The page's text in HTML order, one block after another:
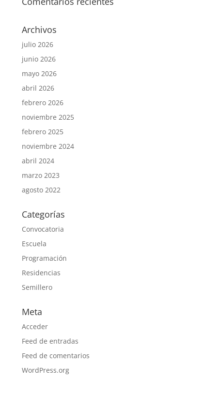
Archivos
julio 2026
junio 2026
mayo 2026
abril 2026
febrero 2026
noviembre 2025
febrero 2025
noviembre 2024
abril 2024
marzo 2023
agosto 2022
Categorías
Convocatoria
Escuela
Programación
Residencias
Semillero
Meta
Acceder
Feed de entradas
Feed de comentarios
WordPress.org